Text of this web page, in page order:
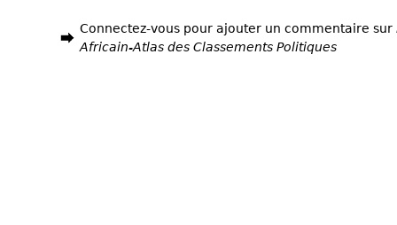
Connectez-vous pour ajouter un commentaire sur
Africain-Atlas des Classements Politiques